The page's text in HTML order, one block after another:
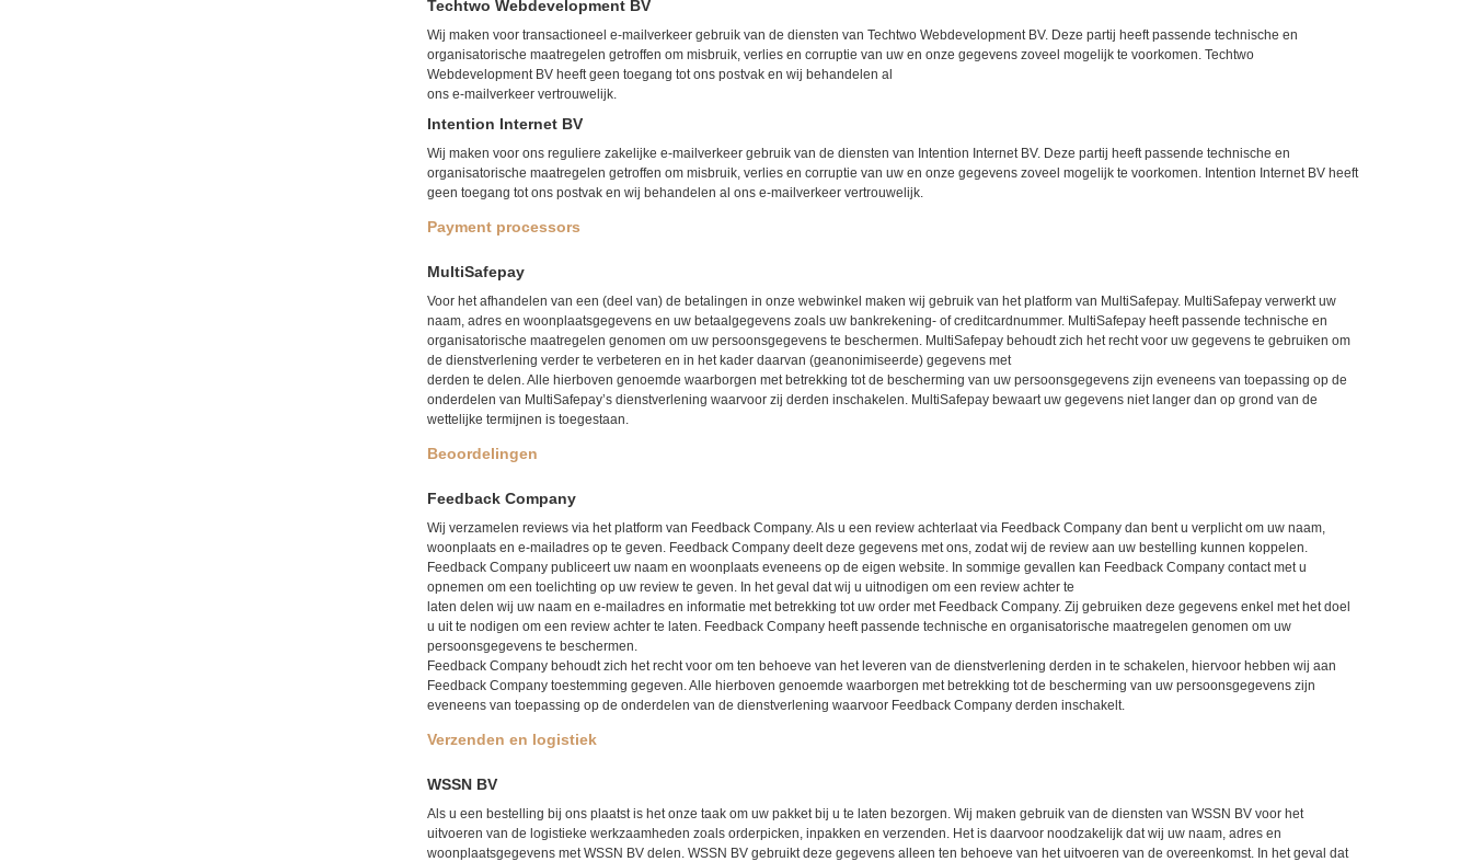
Techtwo Webdevelopment BV
Wij maken voor transactioneel e-mailverkeer gebruik van de diensten van Techtwo Webdevelopment BV. Deze partij heeft passende technische en
organisatorische maatregelen getroffen om misbruik, verlies en corruptie van uw en onze gegevens zoveel mogelijk te voorkomen. Techtwo
Webdevelopment BV heeft geen toegang tot ons postvak en wij behandelen al
ons e-mailverkeer vertrouwelijk.
Intention Internet BV
Wij maken voor ons reguliere zakelijke e-mailverkeer gebruik van de diensten van Intention Internet BV. Deze partij heeft passende technische en
organisatorische maatregelen getroffen om misbruik, verlies en corruptie van uw en onze gegevens zoveel mogelijk te voorkomen. Intention Internet BV heeft
geen toegang tot ons postvak en wij behandelen al ons e-mailverkeer vertrouwelijk.
Payment processors
MultiSafepay
Voor het afhandelen van een (deel van) de betalingen in onze webwinkel maken wij gebruik van het platform van MultiSafepay. MultiSafepay verwerkt uw
naam, adres en woonplaatsgegevens en uw betaalgegevens zoals uw bankrekening- of creditcardnummer. MultiSafepay heeft passende technische en
organisatorische maatregelen genomen om uw persoonsgegevens te beschermen. MultiSafepay behoudt zich het recht voor uw gegevens te gebruiken om
de dienstverlening verder te verbeteren en in het kader daarvan (geanonimiseerde) gegevens met
derden te delen. Alle hierboven genoemde waarborgen met betrekking tot de bescherming van uw persoonsgegevens zijn eveneens van toepassing op de
onderdelen van MultiSafepay’s dienstverlening waarvoor zij derden inschakelen. MultiSafepay bewaart uw gegevens niet langer dan op grond van de
wettelijke termijnen is toegestaan.
Beoordelingen
Feedback Company
Wij verzamelen reviews via het platform van Feedback Company. Als u een review achterlaat via Feedback Company dan bent u verplicht om uw naam,
woonplaats en e-mailadres op te geven. Feedback Company deelt deze gegevens met ons, zodat wij de review aan uw bestelling kunnen koppelen.
Feedback Company publiceert uw naam en woonplaats eveneens op de eigen website. In sommige gevallen kan Feedback Company contact met u
opnemen om een toelichting op uw review te geven. In het geval dat wij u uitnodigen om een review achter te
laten delen wij uw naam en e-mailadres en informatie met betrekking tot uw order met Feedback Company. Zij gebruiken deze gegevens enkel met het doel
u uit te nodigen om een review achter te laten. Feedback Company heeft passende technische en organisatorische maatregelen genomen om uw
persoonsgegevens te beschermen.
Feedback Company behoudt zich het recht voor om ten behoeve van het leveren van de dienstverlening derden in te schakelen, hiervoor hebben wij aan
Feedback Company toestemming gegeven. Alle hierboven genoemde waarborgen met betrekking tot de bescherming van uw persoonsgegevens zijn
eveneens van toepassing op de onderdelen van de dienstverlening waarvoor Feedback Company derden inschakelt.
Verzenden en logistiek
WSSN BV
Als u een bestelling bij ons plaatst is het onze taak om uw pakket bij u te laten bezorgen. Wij maken gebruik van de diensten van WSSN BV voor het
uitvoeren van de logistieke werkzaamheden zoals orderpicken, inpakken en verzenden. Het is daarvoor noodzakelijk dat wij uw naam, adres en
woonplaatsgegevens met WSSN BV delen. WSSN BV gebruikt deze gegevens alleen ten behoeve van het uitvoeren van de overeenkomst. In het geval dat